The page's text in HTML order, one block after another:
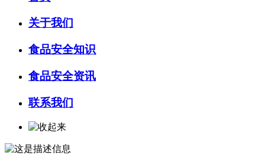
关于我们
食品安全知识
食品安全资讯
联系我们